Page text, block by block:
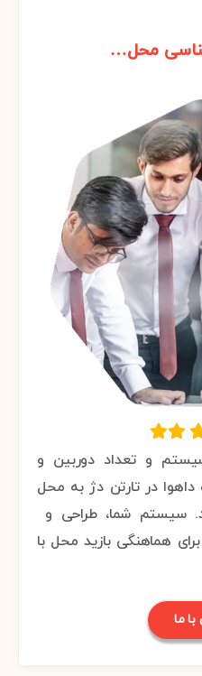
محل…
و تعداد دوربین و
در تارتن دژ به محل
سیستم شما، طراحی و
هماهنگی بازید محل با
ما